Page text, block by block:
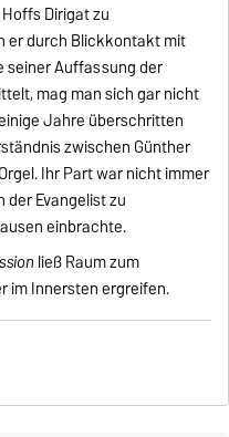
Dirigat zu
er durch Blickkontakt mit
seiner Auffassung der
mag man sich gar nicht
Jahre überschritten
zwischen Günther
Ihr Part war nicht immer
Evangelist zu
einbrachte.
ließ Raum zum
im Innersten ergreifen.